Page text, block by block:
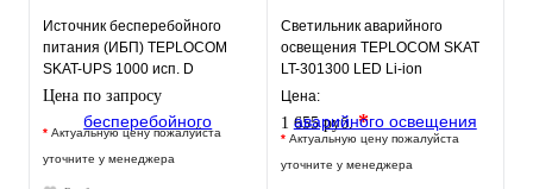
Источник бесперебойного
питания (ИБП) TEPLOCOM
SKAT-UPS 1000 исп. D
Цена по запросу
* Актуальную цену пожалуйста
уточните у менеджера
Светильник аварийного
освещения TEPLOCOM SKAT
LT-301300 LED Li-ion
Цена:
1 655 руб.*
* Актуальную цену пожалуйста
уточните у менеджера